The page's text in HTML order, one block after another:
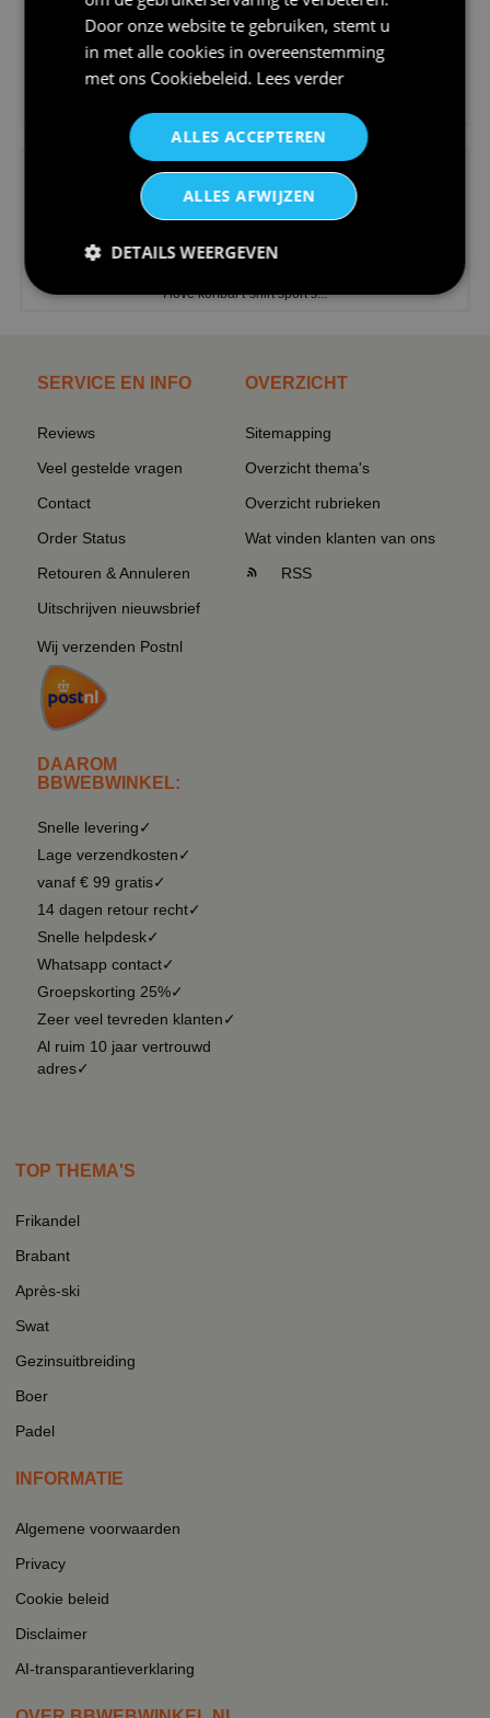
€24,95
I love korfbal t-shirt sport s...
SERVICE EN INFO
Reviews
Veel gestelde vragen
Contact
Order Status
Retouren & Annuleren
Uitschrijven nieuwsbrief
Wij verzenden Postnl
DAAROM
BBWEBWINKEL:
Snelle levering✓
Lage verzendkosten✓
vanaf € 99 gratis✓
14 dagen retour recht✓
Snelle helpdesk✓
Whatsapp contact✓
Groepskorting 25%✓
Zeer veel tevreden klanten✓
Al ruim 10 jaar vertrouwd
adres✓
OVERZICHT
Sitemapping
Overzicht thema's
Overzicht rubrieken
Wat vinden klanten van ons
RSS
TOP THEMA'S
Frikandel
Brabant
Après-ski
Swat
Gezinsuitbreiding
Boer
Padel
INFORMATIE
Algemene voorwaarden
Privacy
Cookie beleid
Disclaimer
AI-transparantieverklaring
Door onze website te gebruiken, stemt u
in met alle cookies in overeenstemming
met ons Cookiebeleid. Lees verder
ALLES ACCEPTEREN
ALLES AFWIJZEN
DETAILS WEERGEVEN